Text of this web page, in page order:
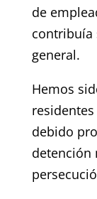
de
contribuía
general.
Hemos
debido
detención